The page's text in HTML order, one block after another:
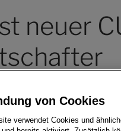
neuer
von Cookies
verwendet Cookies und